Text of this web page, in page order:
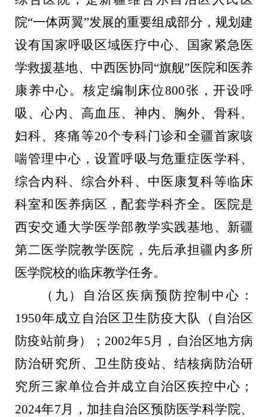
院“一体两翼”发展的重要组成部分，规划建
设有国家呼吸区域医疗中心、国家紧急医
学救援基地、中西医协同“旗舰”医院和医养
康养中心。核定编制床位800张，开设呼
吸、心内、高血压、神内、胸外、骨科、
妇科、疼痛等20个专科门诊和全疆首家咳
喘管理中心，设置呼吸与危重症医学科、
综合内科、综合外科、中医康复科等临床
科室和医养病区，配套学科齐全。医院是
西安交通大学医学部教学实践基地、新疆
第二医学院教学医院，先后承担疆内多所
医学院校的临床教学任务。
（ 九 ） 自治区疾病预防控制中心：
1950年成立自治区卫生防疫大队（自治区
防疫站前身）； 2002年5月，自治区地方病
防治研究所、卫生防疫站、结核病防治研
究所三家单位合并成立自治区疾控中心；
2024年7月，加挂自治区预防医学科学院、